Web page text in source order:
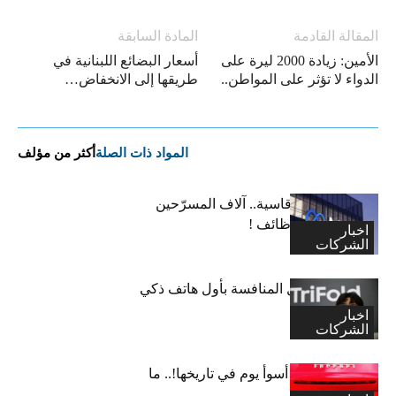
المادة السابقة
أسعار البضائع اللبنانية في
طريقها إلى الانخفاض…
المقالة القادمة
الأمين: زيادة 2000 ليرة على
الدواء لا تؤثر على المواطن..
المواد ذات الصلة أكثر من مؤلف
اخبار
الشركات
“ميتا”: قرارات قاسية.. آلاف المسرّحين
وتجميد آلاف الوظائف !
اخبار
الشركات
سامسونغ تشعل المنافسة بأول هاتف ذكي
ثلاثي الطي
“فيراري” تشهد أسوأ يوم في تاريخها!.. ما